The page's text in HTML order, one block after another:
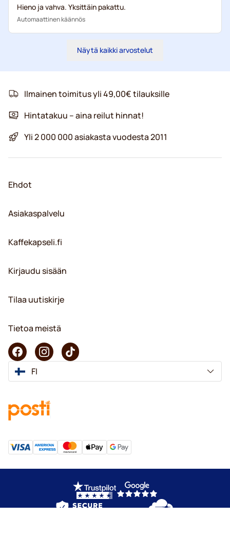
Hieno ja vahva. Yksittäin pakattu.
Automaattinen käännös
Näytä kaikki arvostelut
Ilmainen toimitus yli 49,00€ tilauksille
Hintatakuu – aina reilut hinnat!
Yli 2 000 000 asiakasta vuodesta 2011
Ehdot
Asiakaspalvelu
Kaffekapseli.fi
Kirjaudu sisään
Tilaa uutiskirje
Tietoa meistä
FI